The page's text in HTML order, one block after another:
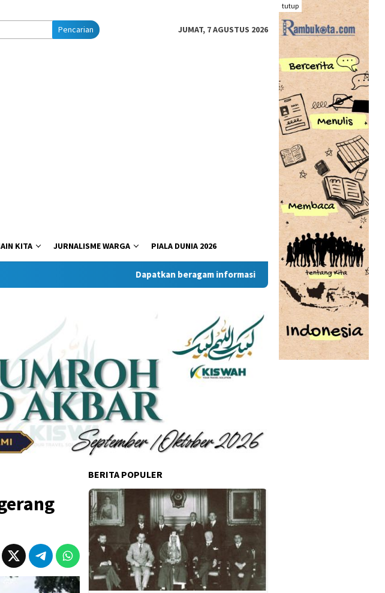
tutup
Pencarian JUMAT, 7 AGUSTUS 2026
KITA JURNALISME WARGA PIALA DUNIA 2026
Dapatkan beragam informasi dan berita menarik dari situs
BERITA POPULER